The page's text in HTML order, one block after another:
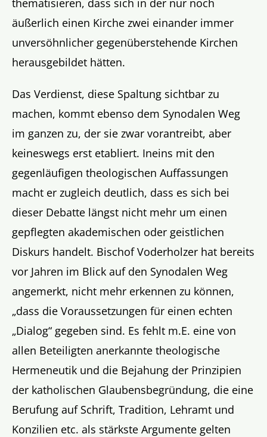
äußerlich einen Kirche zwei einander immer
unversöhnlicher gegenüberstehende Kirchen
herausgebildet hätten.
Das Verdienst, diese Spaltung sichtbar zu
machen, kommt ebenso dem Synodalen Weg
im ganzen zu, der sie zwar vorantreibt, aber
keineswegs erst etabliert. Ineins mit den
gegenläufigen theologischen Auffassungen
macht er zugleich deutlich, dass es sich bei
dieser Debatte längst nicht mehr um einen
gepflegten akademischen oder geistlichen
Diskurs handelt. Bischof Voderholzer hat bereits
vor Jahren im Blick auf den Synodalen Weg
angemerkt, nicht mehr erkennen zu können,
„dass die Voraussetzungen für einen echten
„Dialog“ gegeben sind. Es fehlt m.E. eine von
allen Beteiligten anerkannte theologische
Hermeneutik und die Bejahung der Prinzipien
der katholischen Glaubensbegründung, die eine
Berufung auf Schrift, Tradition, Lehramt und
Konzilien etc. als stärkste Argumente gelten